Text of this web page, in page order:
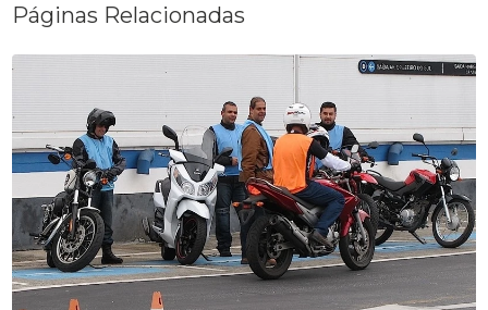
Páginas Relacionadas